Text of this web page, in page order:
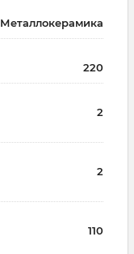
Металлокерамика
220
2
2
110